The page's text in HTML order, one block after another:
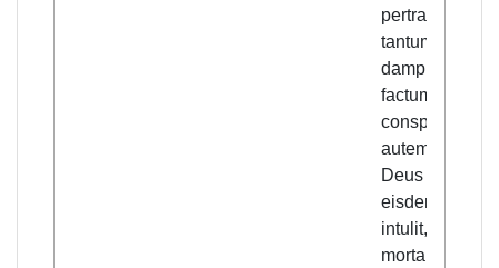
pertransivi,
tantum
dampnum
factum fuisse
conspeci.
autem plagam
Deus hoc
eisdem terris
intulit, quia
mortalitatis